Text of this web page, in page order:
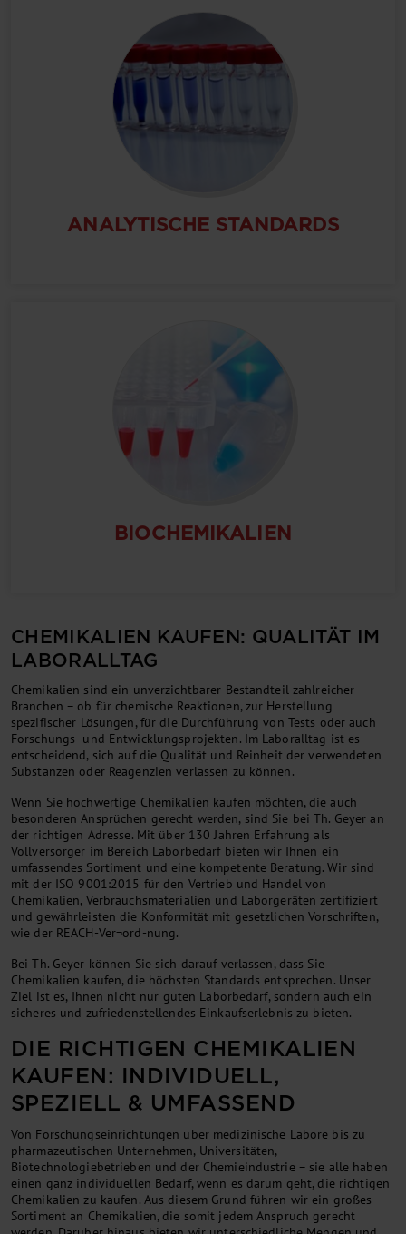
ANALYTISCHE STANDARDS
BIOCHEMIKALIEN
CHEMIKALIEN KAUFEN: QUALITÄT IM
LABORALLTAG
Chemikalien sind ein unverzichtbarer Bestandteil zahlreicher
Branchen – ob für chemische Reaktionen, zur Herstellung
spezifischer Lösungen, für die Durchführung von Tests oder auch
Forschungs- und Entwicklungsprojekten. Im Laboralltag ist es
entscheidend, sich auf die Qualität und Reinheit der verwendeten
Substanzen oder Reagenzien verlassen zu können.
Wenn Sie hochwertige Chemikalien kaufen möchten, die auch
besonderen Ansprüchen gerecht werden, sind Sie bei Th. Geyer an
der richtigen Adresse. Mit über 130 Jahren Erfahrung als
Vollversorger im Bereich Laborbedarf bieten wir Ihnen ein
umfassendes Sortiment und eine kompetente Beratung. Wir sind
mit der ISO 9001:2015 für den Vertrieb und Handel von
Chemikalien, Verbrauchsmaterialien und Laborgeräten zertifiziert
und gewährleisten die Konformität mit gesetzlichen Vorschriften,
wie der REACH-Ver¬ord-nung.
Bei Th. Geyer können Sie sich darauf verlassen, dass Sie
Chemikalien kaufen, die höchsten Standards entsprechen. Unser
Ziel ist es, Ihnen nicht nur guten Laborbedarf, sondern auch ein
sicheres und zufriedenstellendes Einkaufserlebnis zu bieten.
DIE RICHTIGEN CHEMIKALIEN
KAUFEN: INDIVIDUELL,
SPEZIELL & UMFASSEND
Von Forschungseinrichtungen über medizinische Labore bis zu
pharmazeutischen Unternehmen, Universitäten,
Biotechnologiebetrieben und der Chemieindustrie – sie alle haben
einen ganz individuellen Bedarf, wenn es darum geht, die richtigen
Chemikalien zu kaufen. Aus diesem Grund führen wir ein großes
Sortiment an Chemikalien, die somit jedem Anspruch gerecht